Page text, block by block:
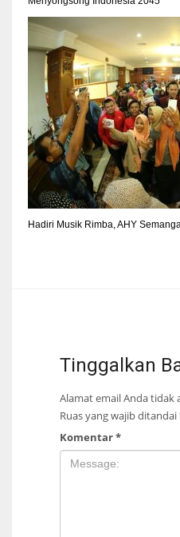
Hadiri Musik Rimba, AHY
Tinggalkan
Alamat email Anda tidak
Ruas yang wajib ditandai
Komentar*